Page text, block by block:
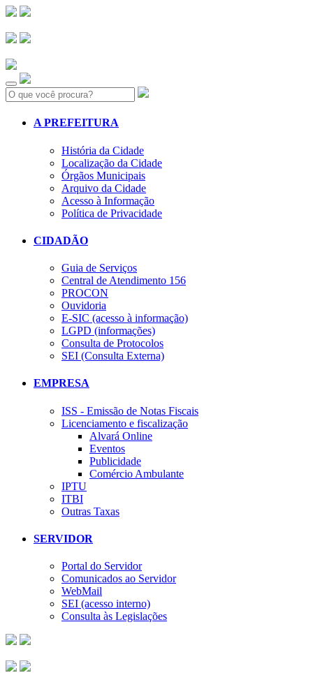
Search:
A PREFEITURA
História da Cidade
Localização da Cidade
Órgãos Municipais
Arquivo da Cidade
Acesso à Informação
Política de Privacidade
CIDADÃO
Guia de Serviços
Central de Atendimento 156
PROCON
Ouvidoria
E-SIC (acesso à informação)
LGPD (informações)
Consulta de Protocolos
SEI (Consulta Externa)
EMPRESA
ISS - Emissão de Notas Fiscais
Licenciamento e fiscalização
Alvará Online
Eventos
Publicidade
Comércio Ambulante
IPTU
ITBI
Outras Taxas
SERVIDOR
Portal do Servidor
Comunicados ao Servidor
WebMail
SEI (acesso interno)
Consulta às Legislações